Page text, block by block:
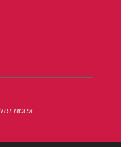
всех